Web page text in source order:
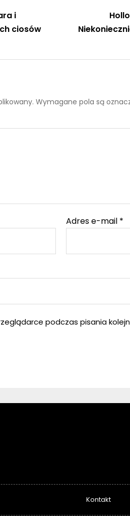
i
ciosów
Wymagane pola są
Adres e-mail *
podczas pisania
Kontakt